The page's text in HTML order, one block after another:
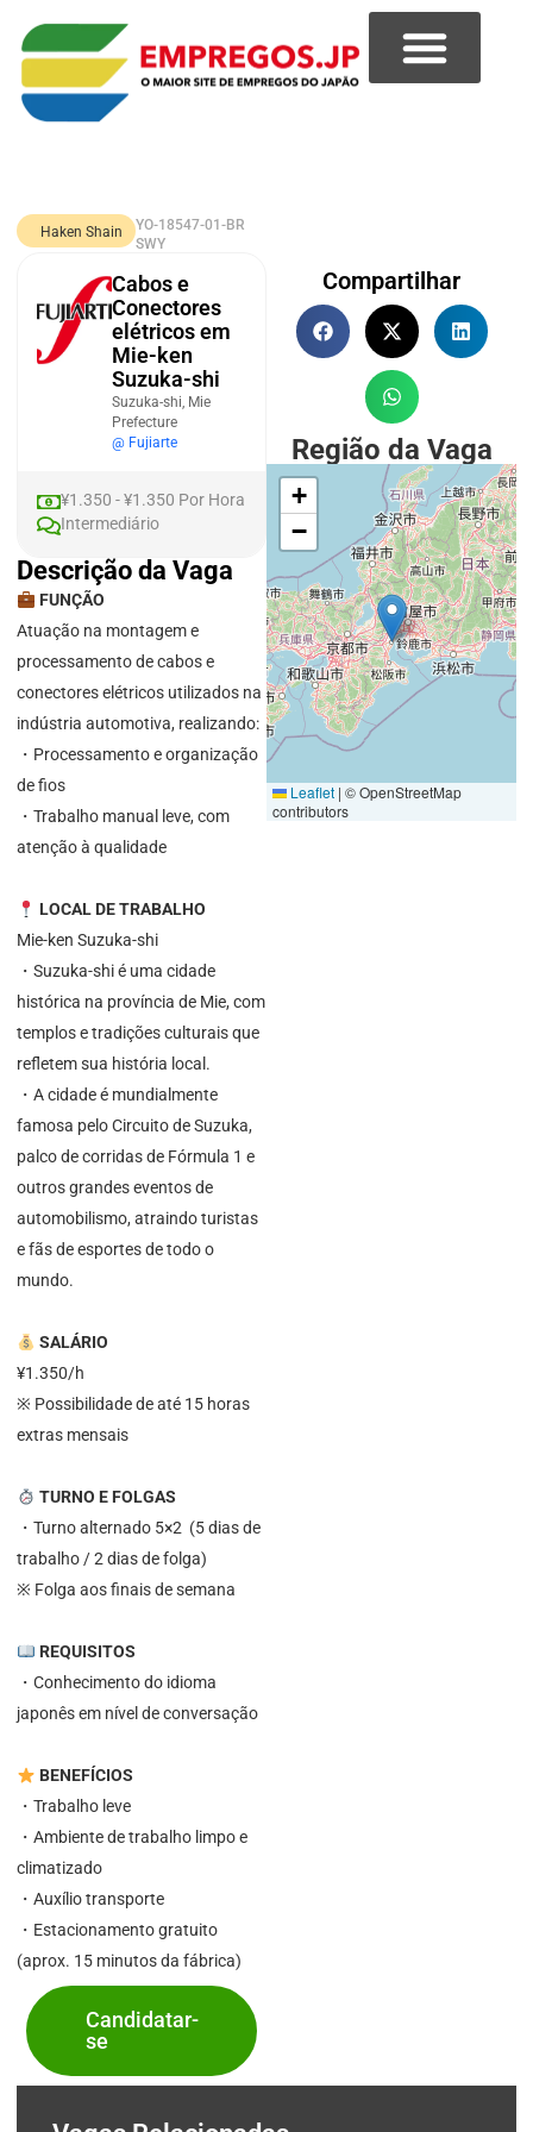
Haken Shain
YO-18547-01-BR
SWY
Cabos e
Conectores
elétricos em
Mie-ken
Suzuka-shi
Suzuka-shi, Mie
Prefecture
@ Fujiarte
¥1.350 - ¥1.350 Por Hora
Intermediário
Descrição da Vaga
FUNÇÃO
Atuação na montagem e
processamento de cabos e
conectores elétricos utilizados na
indústria automotiva, realizando:
・Processamento e organização
de fios
・Trabalho manual leve, com
atenção à qualidade
LOCAL DE TRABALHO
Mie-ken Suzuka-shi
・Suzuka-shi é uma cidade
histórica na província de Mie, com
templos e tradições culturais que
refletem sua história local.
・A cidade é mundialmente
famosa pelo Circuito de Suzuka,
palco de corridas de Fórmula 1 e
outros grandes eventos de
automobilismo, atraindo turistas
e fãs de esportes de todo o
mundo.
SALÁRIO
¥1.350/h
※ Possibilidade de até 15 horas
extras mensais
TURNO E FOLGAS
・Turno alternado 5×2 (5 dias de
trabalho / 2 dias de folga)
※ Folga aos finais de semana
REQUISITOS
・Conhecimento do idioma
japonês em nível de conversação
BENEFÍCIOS
・Trabalho leve
・Ambiente de trabalho limpo e
climatizado
・Auxílio transporte
・Estacionamento gratuito
(aprox. 15 minutos da fábrica)
Candidatar-
se
Compartilhar
Região da Vaga
+
−
Leaflet | © OpenStreetMap
contributors